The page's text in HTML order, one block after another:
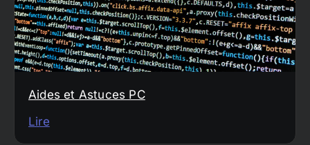
Aides et Astuces PC
Lire